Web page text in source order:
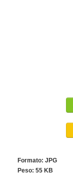
Formato: JPG
Peso: 55 KB